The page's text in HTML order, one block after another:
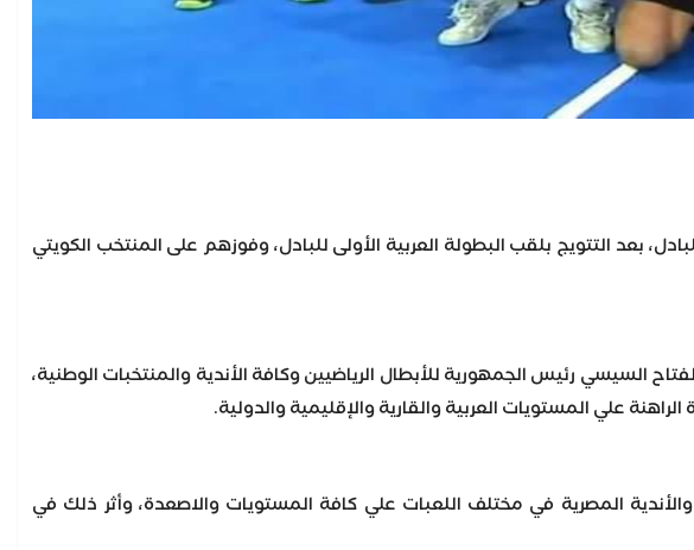
بعد التتويج بلقب البطولة العربية الأولى للبادل، وفوزهم على المنتخب الكويتي
السيسي رئيس الجمهورية للأبطال الرياضيين وكافة الأندية والمنتخبات الوطنية،
علي المستويات العربية والقارية والإقليمية والدولية.
المصرية في مختلف اللعبات علي كافة المستويات والاصعدة، وأثر ذلك في